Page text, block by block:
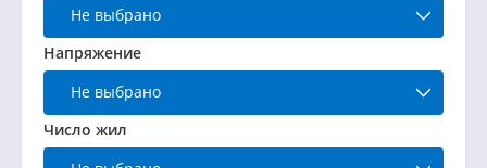
Не выбрано
Напряжение
Не выбрано
Число жил